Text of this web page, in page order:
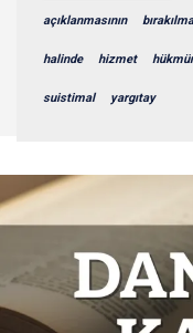
açıklanmasının
halinde hizmet
suistimal yargıtay